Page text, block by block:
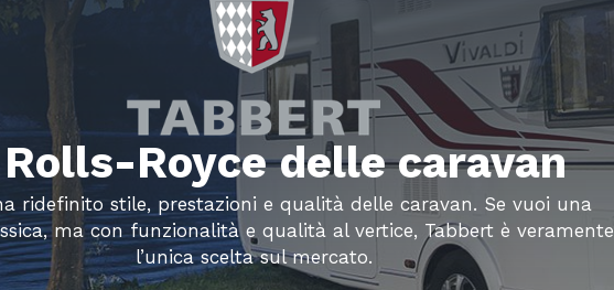
Royce delle caravan
ridefinito stile, prestazioni e qualità delle caravan. Se vuoi una
ma con funzionalità e qualità al vertice, Tabbert è veramente
l’unica scelta sul mercato.